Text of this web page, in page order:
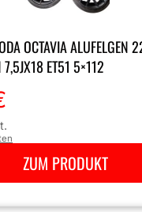
OCTAVIA ALUFELGEN
7,5JX18 ET51 5×112
ZUM PRODUKT